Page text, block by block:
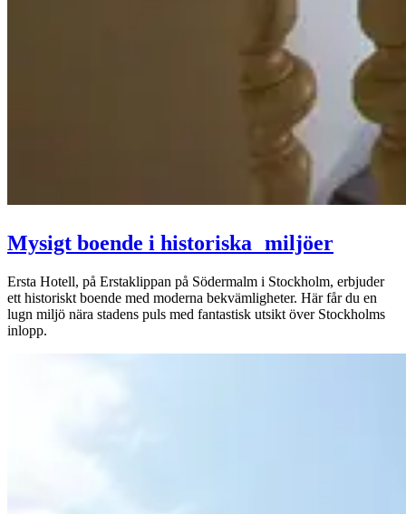
Mysigt boende i historiska miljöer
Ersta Hotell, på Erstaklippan på Södermalm i Stockholm, erbjuder
ett historiskt boende med moderna bekvämligheter. Här får du en
lugn miljö nära stadens puls med fantastisk utsikt över Stockholms
inlopp.